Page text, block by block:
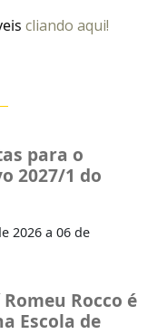
cliando aqui!
para o
2027/1 do
2026 a 06 de
Rocco é
Escola de